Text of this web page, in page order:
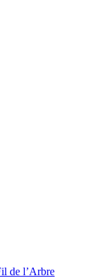
de l’Arbre